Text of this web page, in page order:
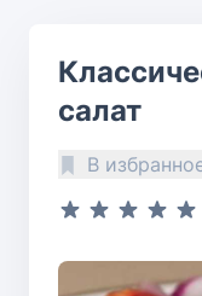
салат
В